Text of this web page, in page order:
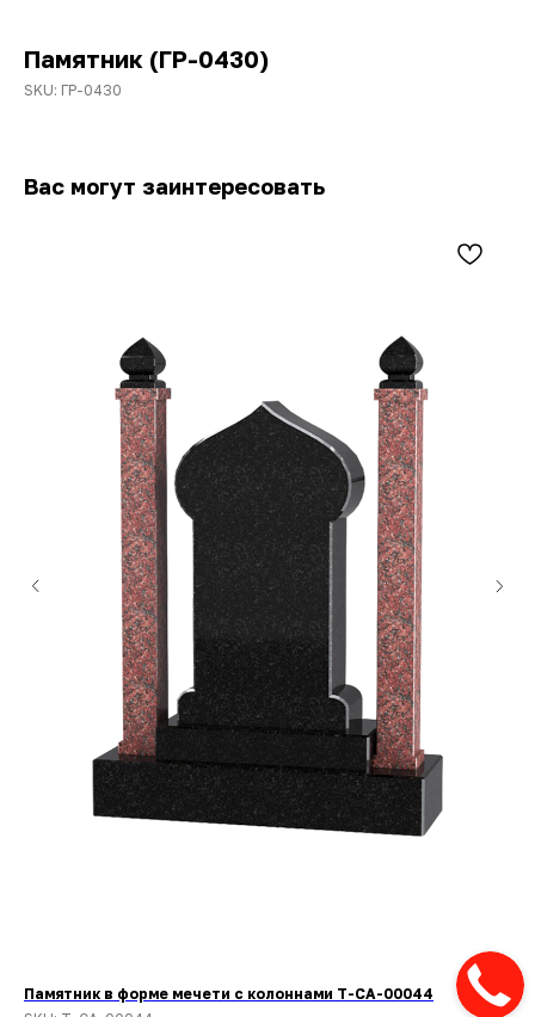
Памятник (ГР-0430)
SKU: ГР-0430
Вас могут заинтересовать
Памятник в форме мечети с колоннами T-CA-00044